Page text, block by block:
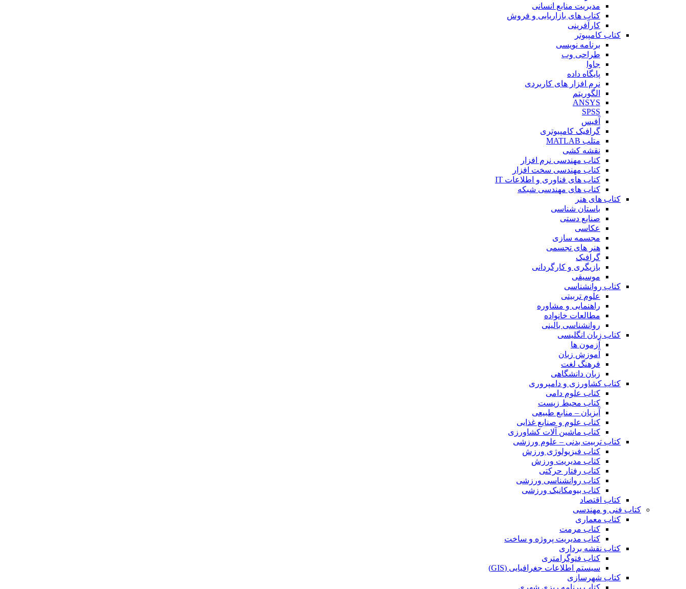
مدیریت منابع انسانی
کتاب های بازاریابی و فروش
کارآفرینی
کتاب کامپیوتر
برنامه نویسی
طراحی وب
جاوا
پایگاه داده
نرم افزار های کاربردی
الگوریتم
ANSYS
SPSS
آفیس
گرافیک کامپیوتری
متلب MATLAB
نقشه کشی
کتاب مهندسی نرم افزار
کتاب مهندسی سخت افزار
کتاب های فناوری و اطلاعات IT
کتاب های مهندسی شبکه
کتاب های هنر
باستان شناسی
صنایع دستی
عکاسی
مجسمه سازی
هنر های تجسمی
گرافیک
بازیگری و کارگردانی
موسیقی
کتاب روانشناسی
علوم تربیتی
راهنمایی و مشاوره
مطالعات خانواده
روانشناسی بالینی
کتاب زبان انگلیسی
آزمون ها
آموزش زبان
فرهنگ لغت
زبان دانشگاهی
کتاب کشاورزی و دامپروری
کتاب علوم دامی
کتاب محیط زیست
آبزیان – منابع طبیعی
کتاب علوم و صنایع غذایی
کتاب ماشین آلات کشاورزی
کتاب تربیت بدنی – علوم ورزشی
کتاب فیزیولوژی ورزش
کتاب مدیریت ورزش
کتاب رفتار حرکتی
کتاب روانشناسی ورزشی
کتاب بیومکانیک ورزشی
کتاب اقتصاد
کتاب فنی و مهندسی
کتاب معماری
کتاب مرمت
کتاب مدیریت پروژه و ساخت
کتاب نقشه برداری
کتاب فتوگرامتری
سیستم اطلاعات جغرافیایی (GIS)
کتاب شهرسازی
کتاب برنامه ریزی شهری